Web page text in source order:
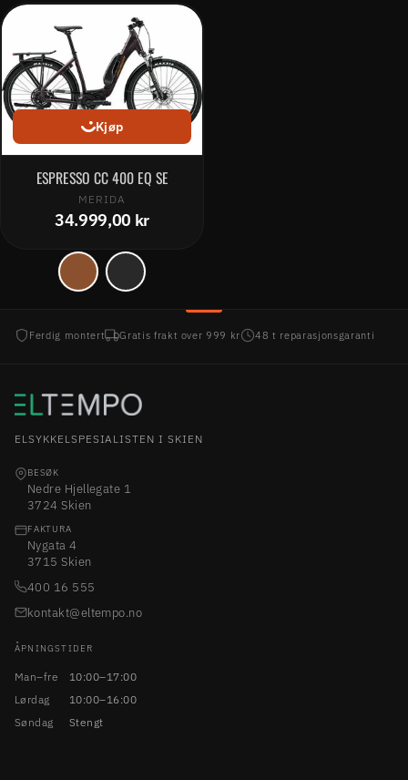
Kjøp
ESPRESSO CC 400 EQ SE
MERIDA
34.999,00 kr
Ferdig montert Gratis frakt over 999 kr 48 t reparasjonsgaranti
ELSYKKELSPESIALISTEN I SKIEN
BESØK
Nedre Hjellegate 1
3724 Skien
FAKTURA
Nygata 4
3715 Skien
400 16 555
kontakt@eltempo.no
ÅPNINGSTIDER
Man–fre
10:00–17:00
Lørdag
10:00–16:00
Søndag
Stengt